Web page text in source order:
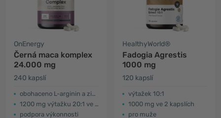
OnEnergy
Černá maca komplex
24.000 mg
240 kapslí
obohaceno L-arginin a zinek
1200 mg výtažku 20:1 ve 3 kapslích
podpora výkonnosti
HealthyWorld®
Fadogia Agrestis
1000 mg
120 kapslí
výtažek 10:1
1000 mg ve 2 kapslích
pro muže